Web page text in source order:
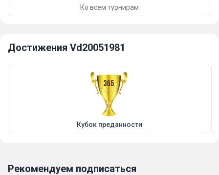
Ко всем турнирам
Достижения Vd20051981
Кубок преданности
Рекомендуем подписаться